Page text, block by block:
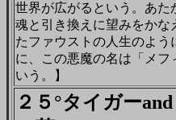
世界が広がるという。あた
魂と引き換えに望みをかな
たファウストの人生のよう
に、この悪魔の名は「メフ
いう。】
２５°タイガー